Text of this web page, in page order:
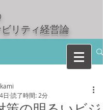
リティ経営論
日 読了時間: 2分